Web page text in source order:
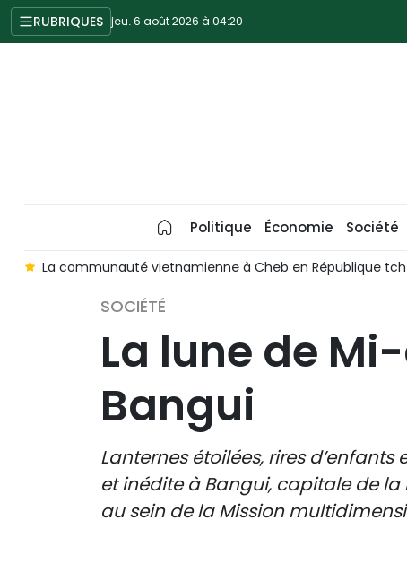
RUBRIQUES jeu. 6 août 2026 à 04:20
Politique Économie Société
La communauté vietnamienne à Cheb en République
SOCIÉTÉ
La lune de
Bangui
Lanternes étoilées, rires
et inédite à Bangui, capitale de
au sein de la Mission